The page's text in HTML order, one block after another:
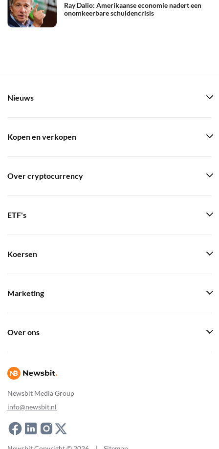
Ray Dalio: Amerikaanse economie nadert een
onomkeerbare schuldencrisis
Newsbit Media Group
info@newsbit.nl
Nieuws
Kopen en verkopen
Over cryptocurrency
ETF's
Koersen
Marketing
Over ons